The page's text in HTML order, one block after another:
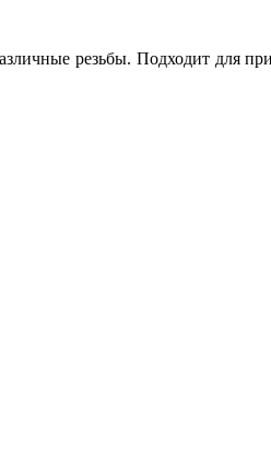
резьбы. Подходит для